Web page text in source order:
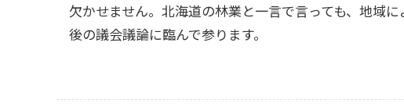
欠かせません。北海道の林業と一言で言っても、地域
後の議会議論に臨んで参ります。